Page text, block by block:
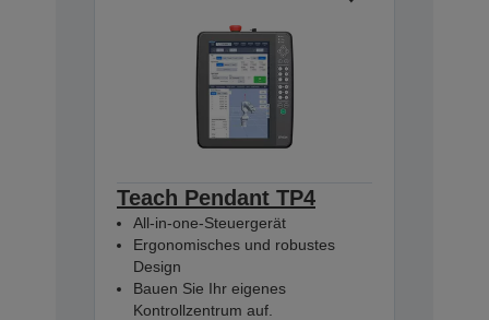
Teach Pendant TP4
All-in-one-Steuergerät
Ergonomisches und robustes
Design
Bauen Sie Ihr eigenes
Kontrollzentrum auf.